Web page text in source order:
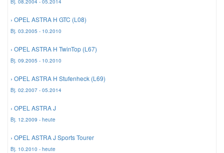
Bj. 08.2004 - 05.2014
› OPEL ASTRA H GTC (L08)
Bj. 03.2005 - 10.2010
› OPEL ASTRA H TwinTop (L67)
Bj. 09.2005 - 10.2010
› OPEL ASTRA H Stufenheck (L69)
Bj. 02.2007 - 05.2014
› OPEL ASTRA J
Bj. 12.2009 - heute
› OPEL ASTRA J Sports Tourer
Bj. 10.2010 - heute
Mazda Ersatzteile
Mercedes Ersatzteile
Nissan Ersatzteile